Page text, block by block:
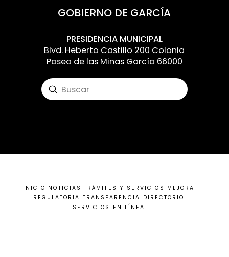
GOBIERNO DE GARCÍA
PRESIDENCIA MUNICIPAL
Blvd. Heberto Castillo 200 Colonia
Paseo de las Minas García 66000
Search
Submit
INICIO NOTICIAS TRÁMITES Y SERVICIOS MEJORA
REGULATORIA TRANSPARENCIA DIRECTORIO
SERVICIOS EN LÍNEA